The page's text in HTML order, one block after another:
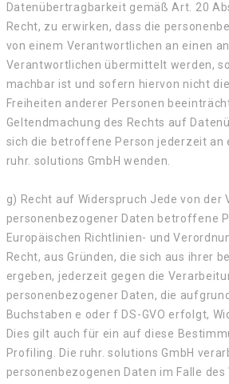
Datenübertragbarkeit gemäß Art. 20
Recht, zu erwirken, dass die
von einem Verantwortlichen an einen
Verantwortlichen übermittelt werden,
machbar ist und sofern hiervon nicht
Freiheiten anderer Personen
Geltendmachung des Rechts auf
sich die betroffene Person jederzeit an
ruhr. solutions GmbH wenden.
g) Recht auf Widerspruch Jede von der
personenbezogener Daten betroffene
Europäischen Richtlinien- und
Recht, aus Gründen, die sich aus ihrer
ergeben, jederzeit gegen die
personenbezogener Daten, die
Buchstaben e oder f DS-GVO erfolgt,
Dies gilt auch für ein auf diese
Profiling. Die ruhr. solutions GmbH
personenbezogenen Daten im Falle